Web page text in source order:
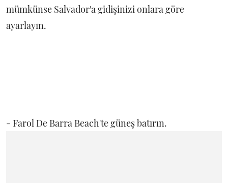
mümkünse Salvador'a gidişinizi onlara göre
ayarlayın.
- Farol De Barra Beach'te güneş batırın.